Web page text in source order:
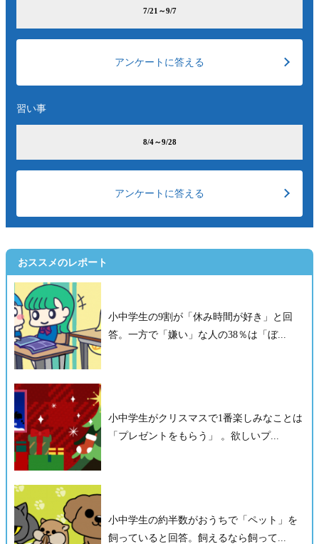
7/21～9/7
アンケートに答える
習い事
8/4～9/28
アンケートに答える
おススメのレポート
小中学生の9割が「休み時間が好き」と回
答。一方で「嫌い」な人の38％は「ぼ...
小中学生がクリスマスで1番楽しみなことは
「プレゼントをもらう」 。欲しいプ...
小中学生の約半数がおうちで「ペット」を
飼っていると回答。飼えるなら飼って...